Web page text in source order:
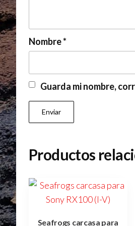
Nombre*
Guarda mi nombre,
Productos
Seafrogs carcasa para